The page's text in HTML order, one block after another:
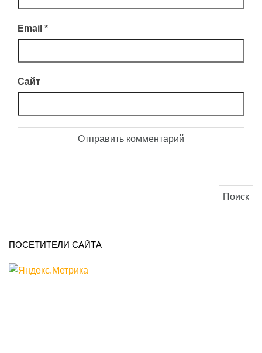
Email *
Сайт
ПОСЕТИТЕЛИ САЙТА